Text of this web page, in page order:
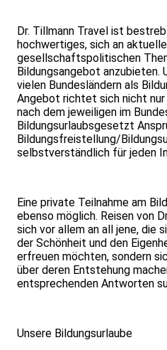
Dr. Tillmann Travel ist
hochwertiges, sich an
gesellschaftspolitischen
Bildungsangebot anzubieten.
vielen Bundesländern als
Angebot richtet sich nicht
nach dem jeweiligen im
Bildungsurlaubsgesetzt
Bildungsfreistellung/
selbstverständlich für jeden
Eine private Teilnahme am
ebenso möglich. Reisen von
sich vor allem an all jene, die
der Schönheit und den
erfreuen möchten, sondern
über deren Entstehung
entsprechenden Antworten
Unsere Bildungsurlaube